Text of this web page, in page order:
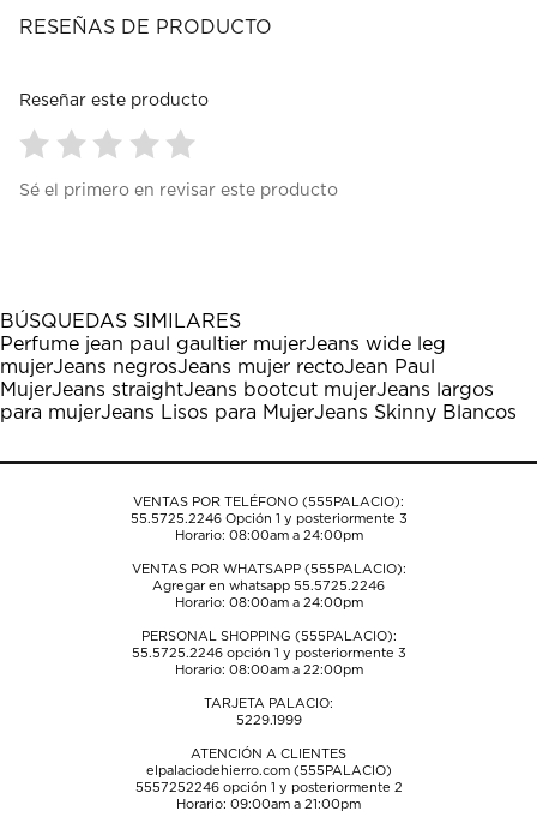
RESEÑAS DE PRODUCTO
Reseñar este producto
para
1
estrella
Esta
acción
abrirá
el
de
para
estrellas.
Esta
acción
abrirá
el
de
para
estrellas.
Esta
acción
abrirá
el
de
para
estrellas.
Esta
acción
abrirá
el
de
para
estrellas.
Esta
acción
abrirá
el
de
Sé el primero en revisar este producto
BÚSQUEDAS SIMILARES
Perfume jean paul gaultier mujerJeans wide leg
mujerJeans negrosJeans mujer rectoJean Paul
MujerJeans straightJeans bootcut mujerJeans largos
para mujerJeans Lisos para MujerJeans Skinny Blancos
VENTAS POR TELÉFONO (555PALACIO):
55.5725.2246Opción 1 y posteriormente 3
Horario: 08:00am a 24:00pm
VENTAS POR WHATSAPP (555PALACIO):
Agregar en whatsapp 55.5725.2246
Horario: 08:00am a 24:00pm
PERSONAL SHOPPING (555PALACIO):
55.5725.2246opción 1 y posteriormente 3
Horario: 08:00am a 22:00pm
TARJETA PALACIO:
5229.1999
ATENCIÓN A CLIENTES
elpalaciodehierro.com (555PALACIO)
5557252246opción 1 y posteriormente 2
Horario: 09:00am a 21:00pm